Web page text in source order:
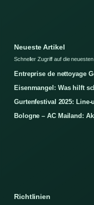
Neueste Artikel
Schneller Zugriff auf die
Entreprise de nettoyage
Eisenmangel: Was hilft
Gurtenfestival 2025:
Bologne – AC Mailand:
Richtlinien